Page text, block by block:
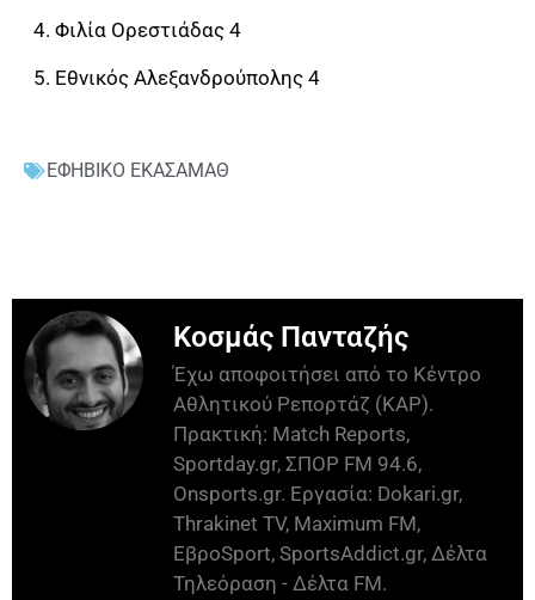
4. Φιλία Ορεστιάδας 4
5. Εθνικός Αλεξανδρούπολης 4
ΕΦΗΒΙΚΟ ΕΚΑΣΑΜΑΘ
Κοσμάς Πανταζής
Έχω αποφοιτήσει από το Κέντρο
Αθλητικού Ρεπορτάζ (ΚΑΡ).
Πρακτική: Match Reports,
Sportday.gr, ΣΠΟΡ FM 94.6,
Onsports.gr. Εργασία: Dokari.gr,
Thrakinet TV, Maximum FM,
ΕβροSport, SportsAddict.gr, Δέλτα
Τηλεόραση - Δέλτα FM.